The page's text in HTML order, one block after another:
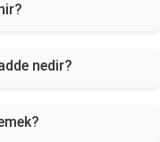
nedir?